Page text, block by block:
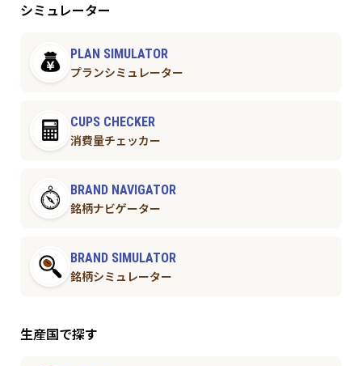
シミュレーター
PLAN SIMULATOR
プランシミュレーター
CUPS CHECKER
消費量チェッカー
BRAND NAVIGATOR
銘柄ナビゲーター
BRAND SIMULATOR
銘柄シミュレーター
生産国で探す